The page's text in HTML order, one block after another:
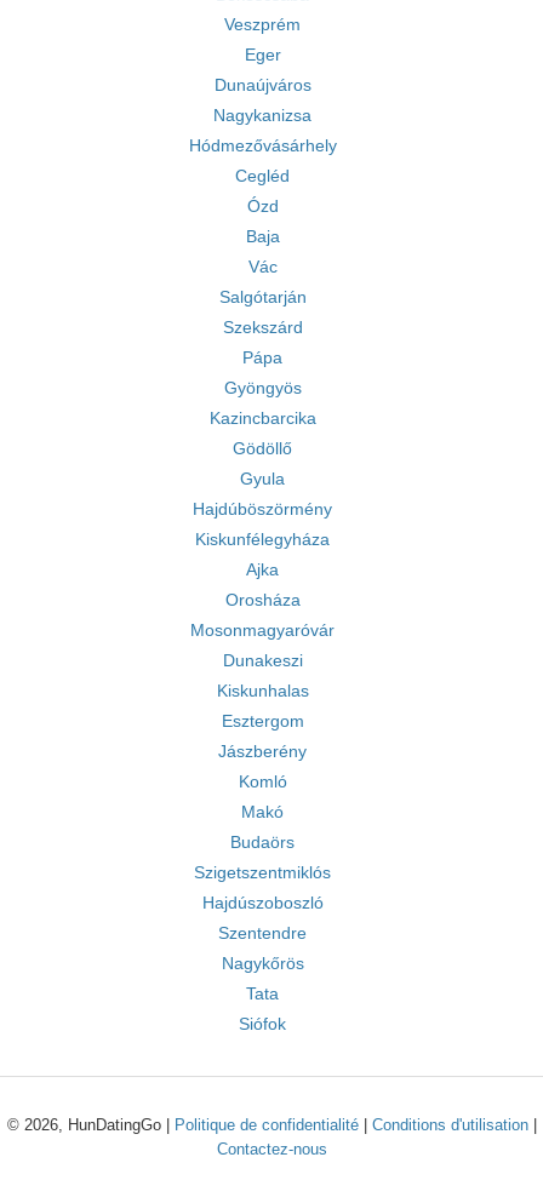
Veszprém
Eger
Dunaújváros
Nagykanizsa
Hódmezővásárhely
Cegléd
Ózd
Baja
Vác
Salgótarján
Szekszárd
Pápa
Gyöngyös
Kazincbarcika
Gödöllő
Gyula
Hajdúböszörmény
Kiskunfélegyháza
Ajka
Orosháza
Mosonmagyaróvár
Dunakeszi
Kiskunhalas
Esztergom
Jászberény
Komló
Makó
Budaörs
Szigetszentmiklós
Hajdúszoboszló
Szentendre
Nagykőrös
Tata
Siófok
© 2026, HunDatingGo | Politique de confidentialité| Conditions d'utilisation|
Contactez-nous